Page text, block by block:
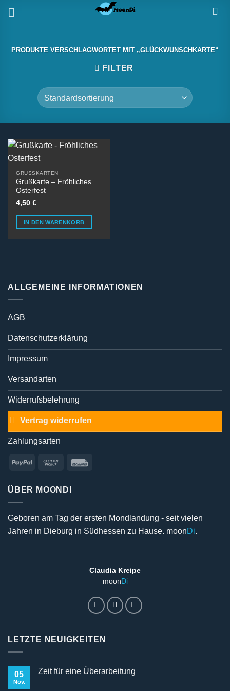
Inhalt
PRODUKTE VERSCHLAGWORTET MIT „GLÜCKWUNSCHKARTE“
FILTER
GRUSSKARTEN
Grußkarte – Fröhliches
Osterfest
4,50€
IN DEN WARENKORB
ALLGEMEINE INFORMATIONEN
AGB
Datenschutzerklärung
Impressum
Versandarten
Widerrufsbelehrung
Vertrag widerrufen
Zahlungsarten
PayPal
Cash
Pickup
ÜBER MOONDI
Geboren am Tag der ersten Mondlandung - seit vielen
Jahren in Dieburg in Südhessen zu Hause. moonDi.
Claudia Kreipe
moon Di
LETZTE NEUIGKEITEN
05
Nov.
Zeit für eine Überarbeitung